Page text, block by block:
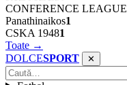
CONFERENCE LEAGUE
Panathinaikos1
CSKA 19481
Toate →
DOLCESPORT ✕